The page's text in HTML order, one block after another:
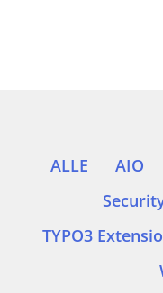
ALLE AIO
TYPO3